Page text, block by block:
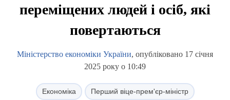
переміщених людей і осіб, які
повертаються
Міністерство економіки України, опубліковано 17 січня
2025 року о 10:49
Економіка Перший віце-прем'єр-міністр